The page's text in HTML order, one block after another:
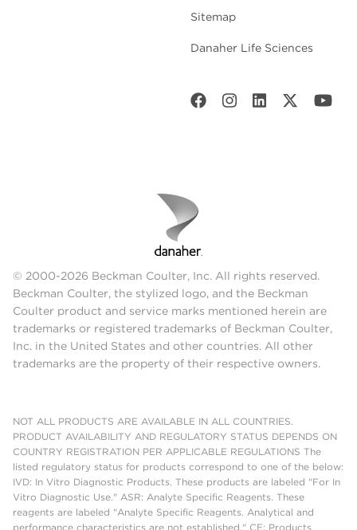
Sitemap
Danaher Life Sciences
© 2000-2026 Beckman Coulter, Inc. All rights reserved.
Beckman Coulter, the stylized logo, and the Beckman
Coulter product and service marks mentioned herein are
trademarks or registered trademarks of Beckman Coulter,
Inc. in the United States and other countries. All other
trademarks are the property of their respective owners.
NOT ALL PRODUCTS ARE AVAILABLE IN ALL COUNTRIES.
PRODUCT AVAILABILITY AND REGULATORY STATUS DEPENDS ON
COUNTRY REGISTRATION PER APPLICABLE REGULATIONS The
listed regulatory status for products correspond to one of the below:
IVD: In Vitro Diagnostic Products. These products are labeled "For In
Vitro Diagnostic Use." ASR: Analyte Specific Reagents. These
reagents are labeled "Analyte Specific Reagents. Analytical and
performance characteristics are not established." CE: Products